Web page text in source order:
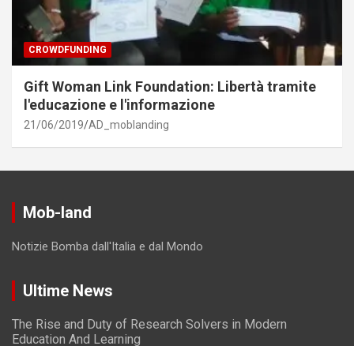
CROWDFUNDING
Gift Woman Link Foundation: Libertà tramite
l'educazione e l'informazione
21/06/2019 AD_moblanding
Mob-land
Notizie Bomba dall'Italia e dal Mondo
Ultime News
The Rise and Duty of Research Solvers in Modern
Education And Learning